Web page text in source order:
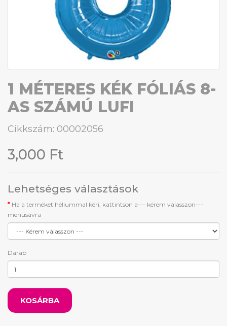
1 MÉTERES KÉK FÓLIÁS 8-
AS SZÁMÚ LUFI
Cikkszám: 00002056
3,000 Ft
Lehetséges választások
Ha a terméket héliummal kéri, kattintson a--- kérem válasszon---
menüsávra
Darab
KOSÁRBA